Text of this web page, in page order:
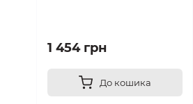
1 454 грн
До кошика